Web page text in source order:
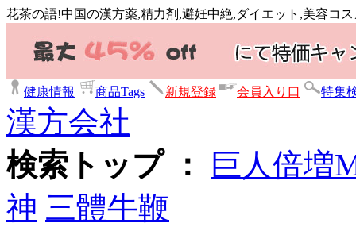
花茶の語!中国の漢方薬,精力剤,避妊中絶,ダイエット,美容コ
健康情報 商品Tags 新規登録 会員入り口 特集
漢方会社
検索トップ ：
巨人倍増
神 三體牛鞭